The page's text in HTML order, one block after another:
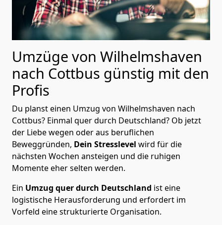
Umzüge von Wilhelmshaven
nach Cottbus günstig mit den
Profis
Du planst einen Umzug von Wilhelmshaven nach
Cottbus? Einmal quer durch Deutschland? Ob jetzt
der Liebe wegen oder aus beruflichen
Beweggründen, Dein Stresslevel wird für die
nächsten Wochen ansteigen und die ruhigen
Momente eher selten werden.
Ein Umzug quer durch Deutschland ist eine
logistische Herausforderung und erfordert im
Vorfeld eine strukturierte Organisation.